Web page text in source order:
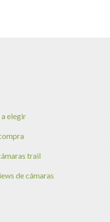
a elegir
trail
de cámaras